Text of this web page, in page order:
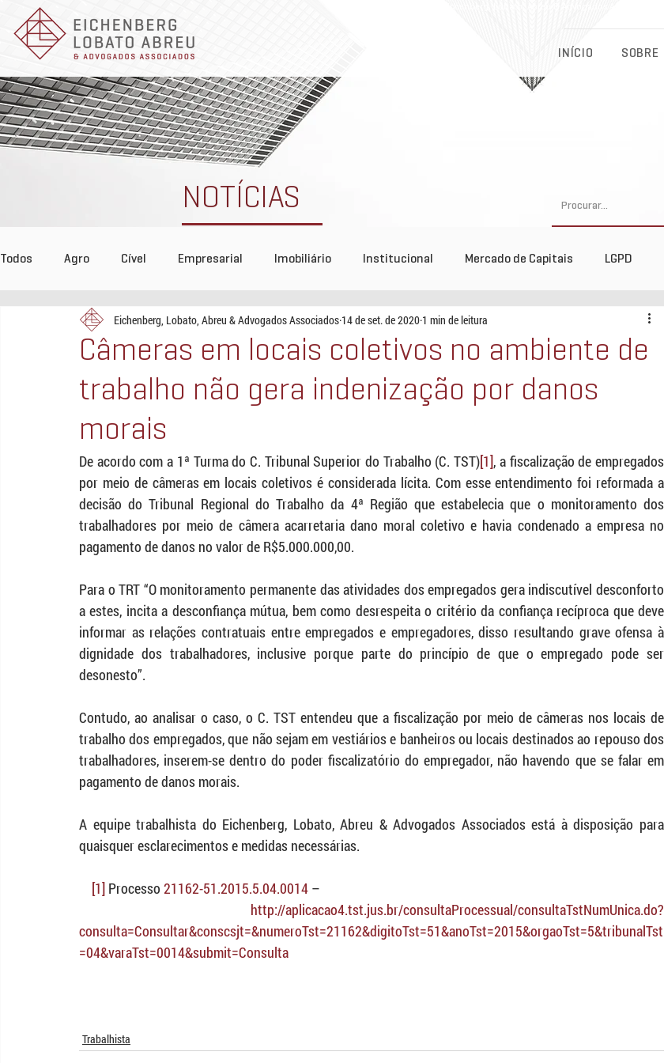
INÍCIO SOBRE
NOTÍCIAS
Todos Agro Cível Empresarial Imobiliário Institucional Mercado de Capitais LGPD
Tributário COVID-19 Reconhecimento Eventos
Câmeras em locais coletivos no ambiente de
trabalho não gera indenização por danos
morais
Eichenberg, Lobato, Abreu & Advogados Associados 14 de set. de 2020 1 min de leitura
De acordo com a 1ª Turma do C. Tribunal Superior do Trabalho (C. TST)[1], a fiscalização de empregados
por meio de câmeras em locais coletivos é considerada lícita. Com esse entendimento foi reformada a
decisão do Tribunal Regional do Trabalho da 4ª Região que estabelecia que o monitoramento dos
trabalhadores por meio de câmera acarretaria dano moral coletivo e havia condenado a empresa no
pagamento de danos no valor de R$5.000.000,00.
Para o TRT “O monitoramento permanente das atividades dos empregados gera indiscutível desconforto
a estes, incita a desconfiança mútua, bem como desrespeita o critério da confiança recíproca que deve
informar as relações contratuais entre empregados e empregadores, disso resultando grave ofensa à
dignidade dos trabalhadores, inclusive porque parte do princípio de que o empregado pode ser
desonesto”.
Contudo, ao analisar o caso, o C. TST entendeu que a fiscalização por meio de câmeras nos locais de
trabalho dos empregados, que não sejam em vestiários e banheiros ou locais destinados ao repouso dos
trabalhadores, inserem-se dentro do poder fiscalizatório do empregador, não havendo que se falar em
pagamento de danos morais.
A equipe trabalhista do Eichenberg, Lobato, Abreu & Advogados Associados está à disposição para
quaisquer esclarecimentos e medidas necessárias.
[1] Processo 21162-51.2015.5.04.0014 –
http://aplicacao4.tst.jus.br/consultaProcessual/consultaTstNumUnica.do?
consulta=Consultar&conscsjt=&numeroTst=21162&digitoTst=51&anoTst=2015&orgaoTst=5&tribunalTst
=04&varaTst=0014&submit=Consulta
Trabalhista